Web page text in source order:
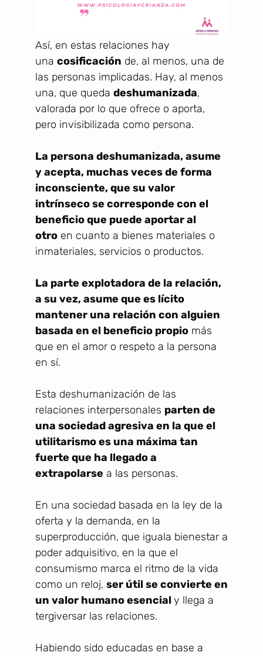
Así, en estas relaciones hay
una cosificación de, al menos, una de
las personas implicadas. Hay, al menos
una, que queda deshumanizada,
valorada por lo que ofrece o aporta,
pero invisibilizada como persona.
La persona deshumanizada, asume
y acepta, muchas veces de forma
inconsciente, que su valor
intrínseco se corresponde con el
beneficio que puede aportar al
otro en cuanto a bienes materiales o
inmateriales, servicios o productos.
La parte explotadora de la relación,
a su vez, asume que es lícito
mantener una relación con alguien
basada en el beneficio propio más
que en el amor o respeto a la persona
en sí.
Esta deshumanización de las
relaciones interpersonales parten de
una sociedad agresiva en la que el
utilitarismo es una máxima tan
fuerte que ha llegado a
extrapolarse a las personas.
En una sociedad basada en la ley de la
oferta y la demanda, en la
superproducción, que iguala bienestar a
poder adquisitivo, en la que el
consumismo marca el ritmo de la vida
como un reloj, ser útil se convierte en
un valor humano esencial y llega a
tergiversar las relaciones.
Habiendo sido educadas en base a